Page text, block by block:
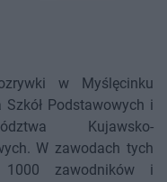
w Myślęcinku
Podstawowych i
Kujawsko-
W zawodach tych
zawodników i